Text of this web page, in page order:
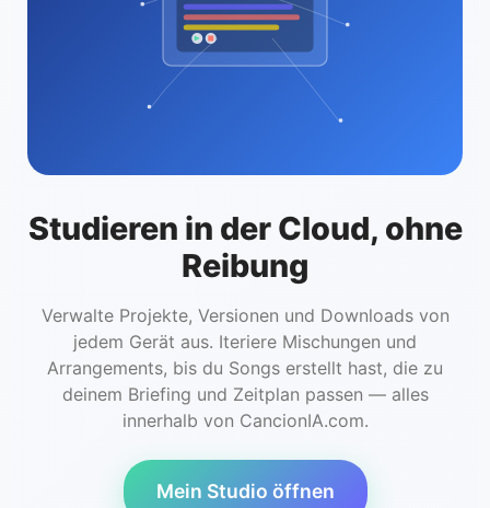
Studieren in der Cloud, ohne
Reibung
Verwalte Projekte, Versionen und Downloads von
jedem Gerät aus. Iteriere Mischungen und
Arrangements, bis du Songs erstellt hast, die zu
deinem Briefing und Zeitplan passen — alles
innerhalb von CancionIA.com.
Mein Studio öffnen